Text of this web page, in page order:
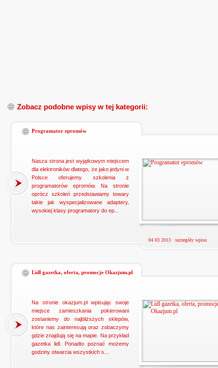
Zobacz podobne wpisy w tej kategorii:
Programator epromów
Nasza strona jest wyjątkowym miejscem
dla elektroników dlatego, że jako jedyni w
Polsce oferujemy szkolenia z
programatorów epromów. Na stronie
oprócz szkoleń przedstawiamy towary
takie jak wyspecjalizowane adaptery,
wysokiej klasy programatory do ep...
04 03 2013 · szczegóły wpisu
Lidl gazetka, oferta, promocje Okazjum.pl
Na stronie okazjum.pl wpisując swoje
miejsce zamieszkania pokierowani
zostaniemy do najbliższych sklepów,
które nas zainteresują oraz zobaczymy
gdzie znajdują się na mapie. Na przykład
gazetka lidl. Ponadto poznać możemy
godziny otwarcia wszystkich s...